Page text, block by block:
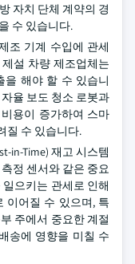
자치 단체 계약의 경
수 있습니다.
조 기계 수입에 관세
설 차량 제조업체는
을 해야 할 수 있습니
율 보도 청소 로봇과
용이 증가하여 스마
질 수 있습니다.
in-Time) 재고 시스템
정 센서와 같은 중요
으키는 관세로 인해
이어질 수 있으며, 특
주에서 중요한 계절
송에 영향을 미칠 수